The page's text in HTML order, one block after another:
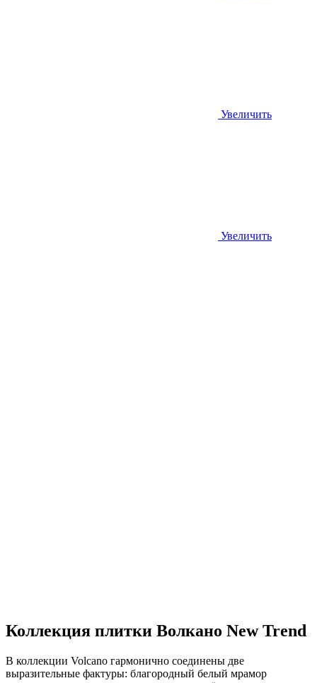
Увеличить
Увеличить
Коллекция плитки Волкано New Trend
В коллекции Volcano гармонично соединены две
выразительные фактуры: благородный белый мрамор